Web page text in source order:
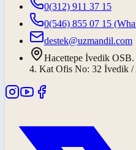
0(312) 911 37 15
0(546) 855 07 15
destek@uzmandil.com
Hacettepe İvedik
4. Kat Ofis No: 32 İvedik